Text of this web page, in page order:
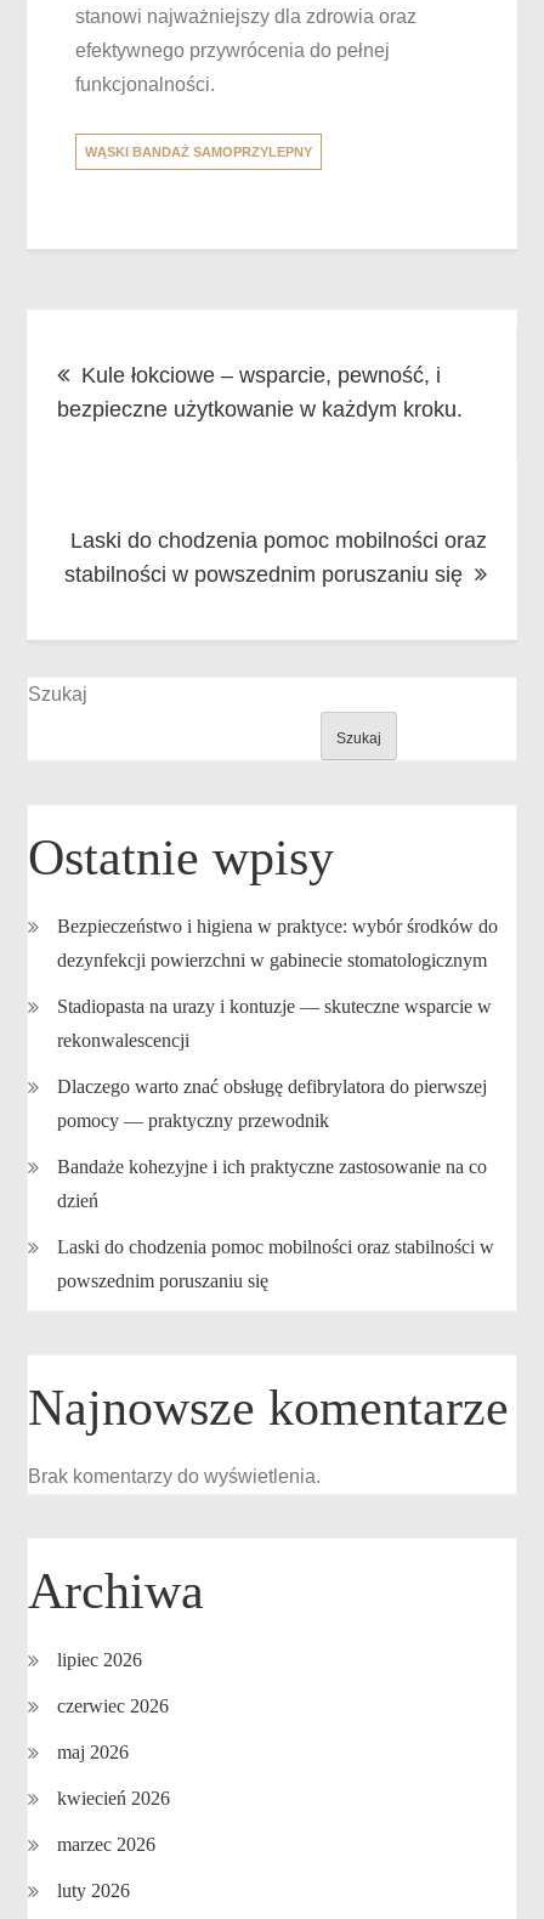
stanowi najważniejszy dla zdrowia oraz
efektywnego przywrócenia do pełnej
funkcjonalności.
WĄSKI BANDAŻ SAMOPRZYLEPNY
wpisu
Kule łokciowe – wsparcie, pewność, i
bezpieczne użytkowanie w każdym kroku.
Laski do chodzenia pomoc mobilności oraz
stabilności w powszednim poruszaniu się
Szukaj
Szukaj
Ostatnie wpisy
Bezpieczeństwo i higiena w praktyce: wybór środków do
dezynfekcji powierzchni w gabinecie stomatologicznym
Stadiopasta na urazy i kontuzje — skuteczne wsparcie w
rekonwalescencji
Dlaczego warto znać obsługę defibrylatora do pierwszej
pomocy — praktyczny przewodnik
Bandaże kohezyjne i ich praktyczne zastosowanie na co
dzień
Laski do chodzenia pomoc mobilności oraz stabilności w
powszednim poruszaniu się
Najnowsze komentarze
Brak komentarzy do wyświetlenia.
Archiwa
lipiec 2026
czerwiec 2026
maj 2026
kwiecień 2026
marzec 2026
luty 2026